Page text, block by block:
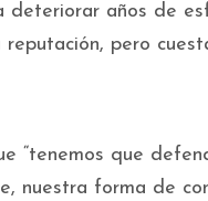
deteriorar años de
pero
“tenemos que
nuestra forma de